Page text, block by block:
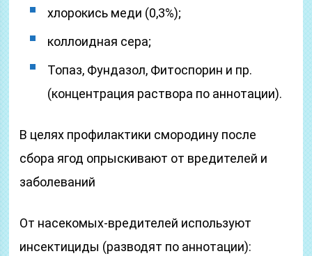
хлорокись меди (0,3%);
коллоидная сера;
Топаз, Фундазол, Фитоспорин и пр.
(концентрация раствора по аннотации).
В целях профилактики смородину после
сбора ягод опрыскивают от вредителей и
заболеваний
От насекомых-вредителей используют
инсектициды (разводят по аннотации):